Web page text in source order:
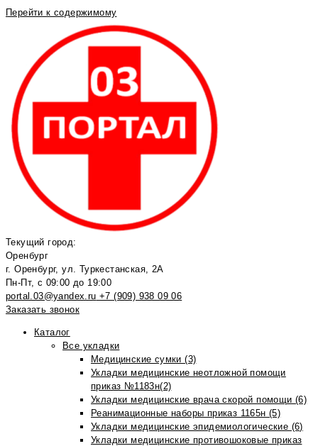
Перейти к содержимому
Текущий город:
Оренбург
г. Оренбург, ул. Туркестанская, 2А
Пн-Пт, с 09:00 до 19:00
portal.03@yandex.ru +7 (909) 938 09 06
Заказать звонок
Каталог
Все укладки
Медицинские сумки (3)
Укладки медицинские неотложной помощи
приказ №1183н(2)
Укладки медицинские врача скорой помощи (6)
Реанимационные наборы приказ 1165н (5)
Укладки медицинские эпидемиологические (6)
Укладки медицинские противошоковые приказ